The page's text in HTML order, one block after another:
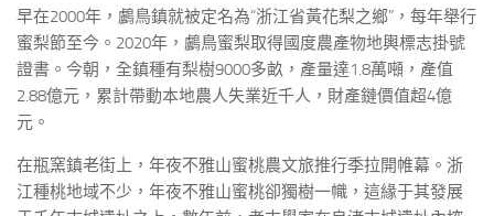
早在2000年，鸕鳥鎮就被定名為“浙江省黃花梨之鄉”，每年舉行
蜜梨節至今。2020年，鸕鳥蜜梨取得國度農產物地輿標志掛號
證書。今朝，全鎮種有梨樹9000多畝，產量達1.8萬噸，產值
2.88億元，累計帶動本地農人失業近千人，財產鏈價值超4億
元。
在瓶窯鎮老街上，年夜不雅山蜜桃農文旅推行季拉開帷幕。浙
江種桃地域不少，年夜不雅山蜜桃卻獨樹一幟，這緣于其發展